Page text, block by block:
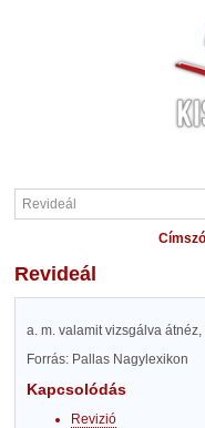
Revideál
a. m. valamit vizsgálva
Forrás: Pallas Nagylexikon
Kapcsolódás
Revizió